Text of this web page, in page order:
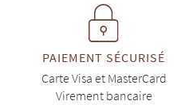
PAIEMENT SÉCURISÉ
Carte Visa et MasterCard
Virement bancaire